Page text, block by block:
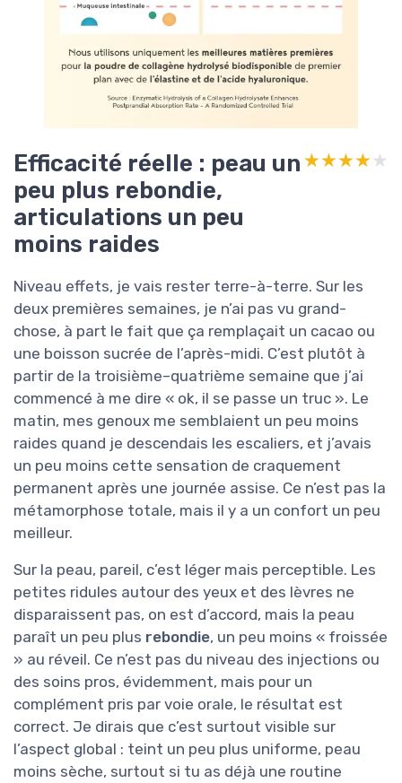
Efficacité réelle : peau un
peu plus rebondie,
articulations un peu
moins raides
★★★★★
★★★★★
Niveau effets, je vais rester terre-à-terre. Sur les
deux premières semaines, je n’ai pas vu grand-
chose, à part le fait que ça remplaçait un cacao ou
une boisson sucrée de l’après-midi. C’est plutôt à
partir de la troisième–quatrième semaine que j’ai
commencé à me dire « ok, il se passe un truc ». Le
matin, mes genoux me semblaient un peu moins
raides quand je descendais les escaliers, et j’avais
un peu moins cette sensation de craquement
permanent après une journée assise. Ce n’est pas la
métamorphose totale, mais il y a un confort un peu
meilleur.
Sur la peau, pareil, c’est léger mais perceptible. Les
petites ridules autour des yeux et des lèvres ne
disparaissent pas, on est d’accord, mais la peau
paraît un peu plus rebondie, un peu moins « froissée
» au réveil. Ce n’est pas du niveau des injections ou
des soins pros, évidemment, mais pour un
complément pris par voie orale, le résultat est
correct. Je dirais que c’est surtout visible sur
l’aspect global : teint un peu plus uniforme, peau
moins sèche, surtout si tu as déjà une routine